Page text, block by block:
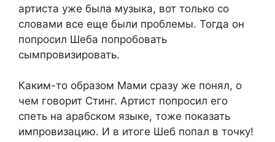
артиста уже была музыка, вот только со
словами все еще были проблемы. Тогда он
попросил Шеба попробовать
сымпровизировать.
Каким-то образом Мами сразу же понял, о
чем говорит Стинг. Артист попросил его
спеть на арабском языке, тоже показать
импровизацию. И в итоге Шеб попал в точку!